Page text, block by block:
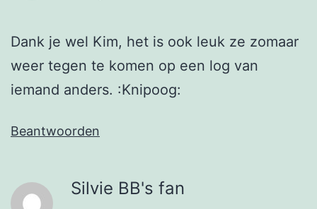
Dank je wel Kim, het is ook leuk ze zomaar
weer tegen te komen op een log van
iemand anders. :Knipoog:
Beantwoorden
Silvie BB's fan